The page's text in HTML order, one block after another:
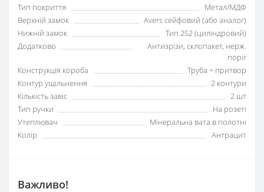
Тип покриття
Метал/МДФ
Верхній замок
Avers сейфовий (або аналог)
Нижній замок
Тип 252 (циліндровий)
Додатково
Антизрізи, склопакет, нерж.
поріг
Конструкція короба
Труба + притвор
Контур ущільнення
2 контури
Кількість завіс
2 шт
Тип ручки
На розеті
Утеплювач
Мінеральна вата в полотні
Колір
Антрацит
Важливо!